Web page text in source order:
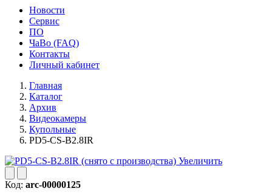
Новости
Сервис
ПО
ЧаВо (FAQ)
Контакты
Личный кабинет
Главная
Каталог
Архив
Видеокамеры
Купольные
PD5-CS-B2.8IR
Увеличить
Код: arc-00000125